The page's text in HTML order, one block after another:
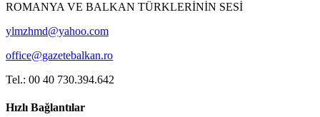
ROMANYA VE BALKAN TÜRKLERİNİN SESİ
ylmzhmd@yahoo.com
office@gazetebalkan.ro
Tel.: 00 40 730.394.642
Hızlı Bağlantılar